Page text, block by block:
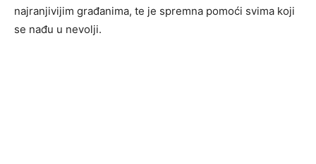
najranjivijim građanima, te je spremna pomoći svima koji
se nađu u nevolji.